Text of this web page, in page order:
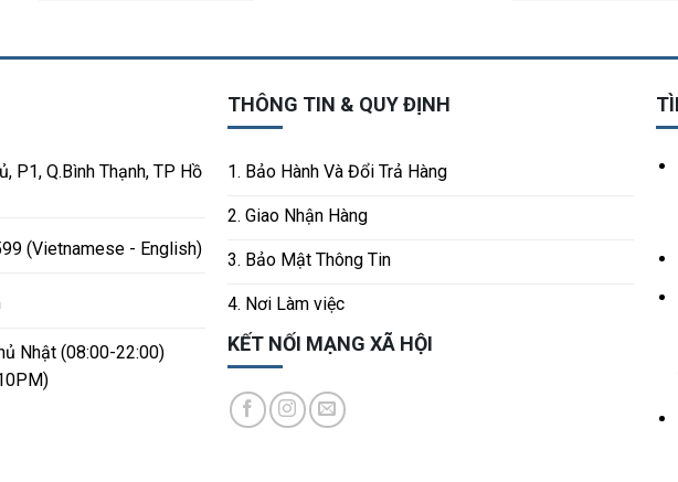
P1, Q.Bình Thạnh, TP Hồ
(Vietnamese - English)
Nhật (08:00-22:00)
THÔNG TIN & QUY ĐỊNH
1. Bảo Hành Và Đổi Trả Hàng
2. Giao Nhận Hàng
3. Bảo Mật Thông Tin
4. Nơi Làm việc
KẾT NỐI MẠNG XÃ HỘI